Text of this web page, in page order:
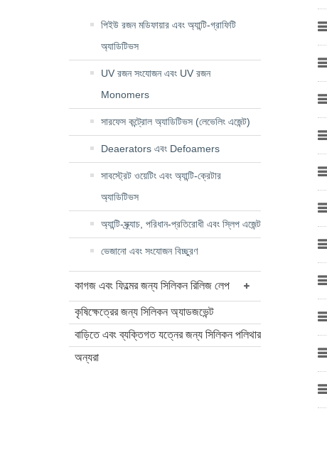
পিইউ রজন মডিফায়ার এবং অ্যান্টি-গ্রাফিটি
অ্যাডিটিভস
UV রজন সংযোজন এবং UV রজন
Monomers
সারফেস কন্ট্রোল অ্যাডিটিভস (লেভেলিং এজেন্ট)
Deaerators এবং Defoamers
সাবস্ট্রেট ওয়েটিং এবং অ্যান্টি-ক্রেটার
অ্যাডিটিভস
অ্যান্টি-স্ক্র্যাচ, পরিধান-প্রতিরোধী এবং স্লিপ এজেন্ট
ভেজানো এবং সংযোজন বিচ্ছুরণ
কাগজ এবং ফিল্মের জন্য সিলিকন রিলিজ লেপ
কৃষিক্ষেত্রের জন্য সিলিকন অ্যাডজভেন্ট
বাড়িতে এবং ব্যক্তিগত যত্নের জন্য সিলিকন পলিথার
অন্যরা